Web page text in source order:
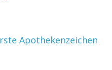
Apothekenzeichen